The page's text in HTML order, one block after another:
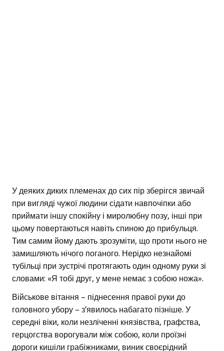
У деяких диких племенах до сих пір зберігся звичай
при вигляді чужої людини сідати навпочіпки або
приймати іншу спокійну і миролюбну позу, інші при
цьому повертаються навіть спиною до прибульця.
Тим самим йому дають зрозуміти, що проти нього не
замишляють нічого поганого. Нерідко незнайомі
тубільці при зустрічі протягають один одному руки зі
словами: «Я тобі друг, у мене немає з собою ножа».
Військове вітання – піднесення правої руки до
головного убору – з’явилось набагато пізніше. У
середні віки, коли незліченні князівства, графства,
герцогства ворогували між собою, коли проїзні
дороги кишіли грабіжниками, виник своєрідний